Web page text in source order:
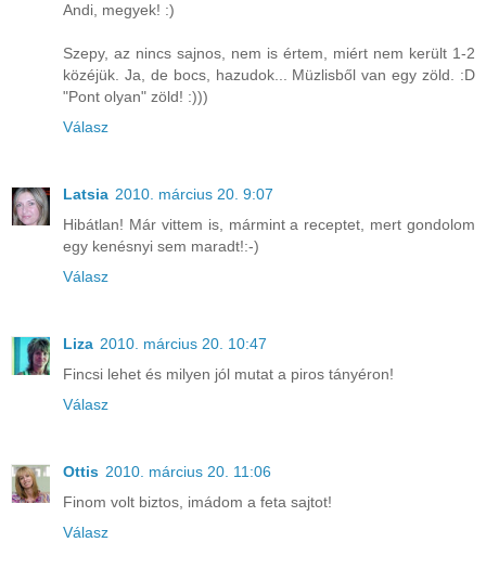
Andi, megyek! :)
Szepy, az nincs sajnos, nem is értem, miért nem került 1-2
közéjük. Ja, de bocs, hazudok... Müzlisből van egy zöld. :D
"Pont olyan" zöld! :)))
Válasz
Latsia 2010. március 20. 9:07
Hibátlan! Már vittem is, mármint a receptet, mert gondolom
egy kenésnyi sem maradt!:-)
Válasz
Liza 2010. március 20. 10:47
Fincsi lehet és milyen jól mutat a piros tányéron!
Válasz
Ottis 2010. március 20. 11:06
Finom volt biztos, imádom a feta sajtot!
Válasz